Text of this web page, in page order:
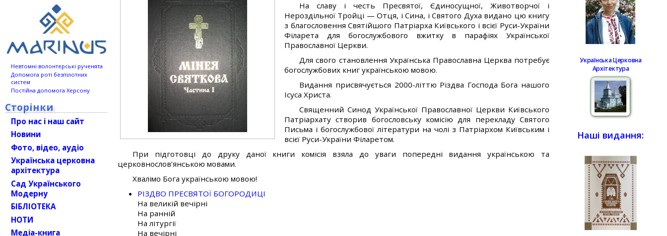
На славу і честь Пресвятої, Єдиносущної, Животворчої і
Нероздільної Тройці — Отця, і Сина, і Святого Духа видано цю книгу
з благословення Святійшого Патріарха Київського і всієї Руси-України
Філарета для богослужбового вжитку в парафіях Української
Православної Церкви.
Для свого становлення Українська Православна Церква потребує
богослужбових книг українською мовою.
Видання присвячується 2000-літтю Різдва Господа Бога нашого
Ісуса Христа.
Священний Синод Української Православної Церкви Київського
Патріархату створив богословську комісію для перекладу Святого
Письма і богослужбової літератури на чолі з Патріархом Київським і
всієї Руси-України Філаретом.
При підготовці до друку даної книги комісія взяла до уваги попередні видання українською та
церковнослов’янською мовами.
Хвалімо Бога українською мовою!
РІЗДВО ПРЕСВЯТОЇ БОГОРОДИЦІ
На великій вечірні
На ранній
На літургії
На вечірні
Невтомні волонтерські рученята
Допомога роті безпілотних
систем
Постійна допомога Херсону
Сторінки
Про нас і наш сайт
Новини
Фото, відео, аудіо
Українська церковна
архітектура
Сад Українського
Модерну
БІБЛІОТЕКА
НОТИ
Медіа-книга
Українська Церковна
Архітектура
Наші видання: